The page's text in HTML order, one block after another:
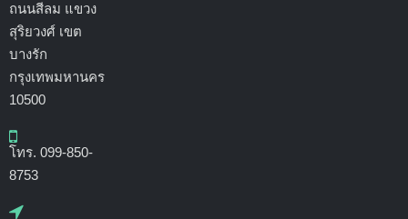
ถนนสีลม แขวง
สุริยวงศ์ เขต
บางรัก
กรุงเทพมหานคร
10500
โทร. 099-850-
8753